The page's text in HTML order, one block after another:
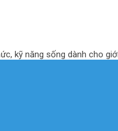
kỹ năng sống dành cho